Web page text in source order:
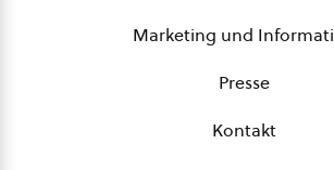
Marketing und
Presse
Kontakt